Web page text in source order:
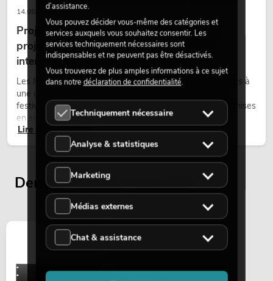
14.05.2026
Projecteurs à tête mobile d'extérieur : des
projecteurs à tête mobile résistants aux
intempéries pour les événements
Les lyres outdoor sont des projecteurs motorisés destinés à
une utilisation en extérieur. Elles sont utilisées lors de
festivals, de fêtes urbaines, de concerts en plein air, de mises
en scène architecturales et d’installations extérieures
temporaires.
Lire maintenant
Derniers articles consultés
d’assistance.
Vous pouvez décider vous-même des catégories et
services auxquels vous souhaitez consentir. Les
services techniquement nécessaires sont
indispensables et ne peuvent pas être désactivés.
Vous trouverez de plus amples informations à ce sujet
dans notre déclaration de confidentialité.
Techniquement nécessaire
Analyse & statistiques
Marketing
Médias externes
Chat & assistance